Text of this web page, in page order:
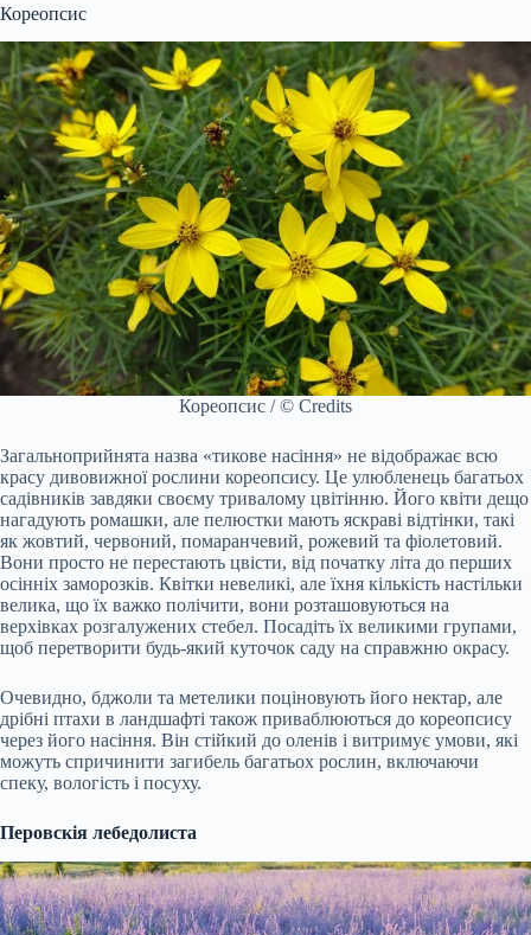
Кореопсис
Кореопсис / © Credits
Загальноприйнята назва «тикове насіння» не відображає всю
красу дивовижної рослини кореопсису. Це улюбленець багатьох
садівників завдяки своєму тривалому цвітінню. Його квіти дещо
нагадують ромашки, але пелюстки мають яскраві відтінки, такі
як жовтий, червоний, помаранчевий, рожевий та фіолетовий.
Вони просто не перестають цвісти, від початку літа до перших
осінніх заморозків. Квітки невеликі, але їхня кількість настільки
велика, що їх важко полічити, вони розташовуються на
верхівках розгалужених стебел. Посадіть їх великими групами,
щоб перетворити будь-який куточок саду на справжню окрасу.
Очевидно, бджоли та метелики поціновують його нектар, але
дрібні птахи в ландшафті також приваблюються до кореопсису
через його насіння. Він стійкий до оленів і витримує умови, які
можуть спричинити загибель багатьох рослин, включаючи
спеку, вологість і посуху.
Перовскія лебедолиста